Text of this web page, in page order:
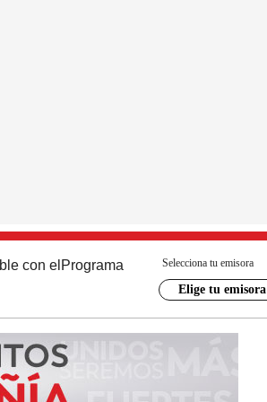
con el Programa Selecciona tu emisora
Elige tu emisora